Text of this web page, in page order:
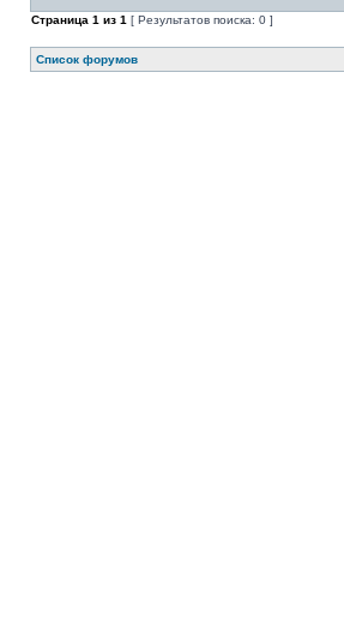
Страница 1 из 1 [ Результатов поиска: 0 ]
Список форумов